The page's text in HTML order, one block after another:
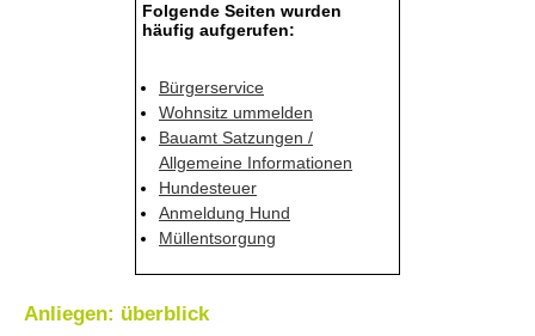
Folgende Seiten wurden
häufig aufgerufen:
Bürgerservice
Wohnsitz ummelden
Bauamt Satzungen /
Allgemeine Informationen
Hundesteuer
Anmeldung Hund
Müllentsorgung
Anliegen: überblick